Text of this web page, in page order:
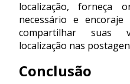
localização, forneça
necessário e
compartilhar suas
localização nas
Conclusão